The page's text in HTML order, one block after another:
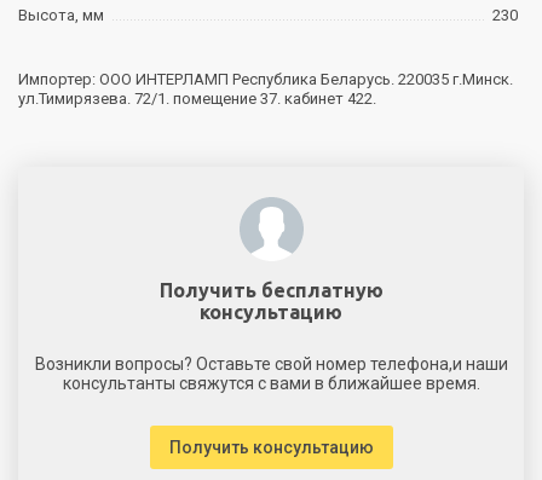
Высота, мм 230
Импортер: ООО ИНТЕРЛАМП Республика Беларусь. 220035 г.Минск.
ул.Тимирязева. 72/1. помещение 37. кабинет 422.
Получить бесплатную
консультацию
Возникли вопросы? Оставьте свой номер телефона,и наши
консультанты свяжутся с вами в ближайшее время.
Получить консультацию